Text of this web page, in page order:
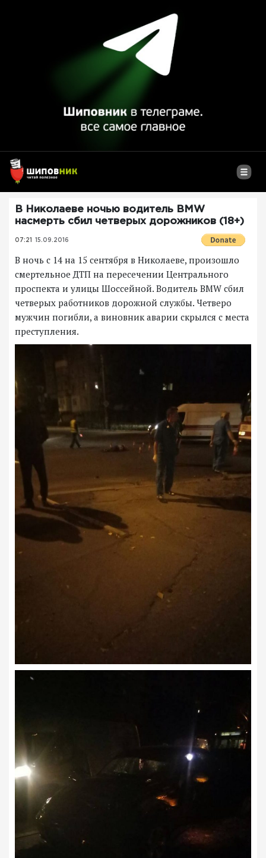
В Николаеве ночью водитель BMW
насмерть сбил четверых дорожников (18+)
07:21 15.09.2016
В ночь с 14 на 15 сентября в Николаеве, произошло
смертельное ДТП на пересечении Центрального
проспекта и улицы Шоссейной. Водитель BMW сбил
четверых работников дорожной службы. Четверо
мужчин погибли, а виновник аварии скрылся с места
преступления.